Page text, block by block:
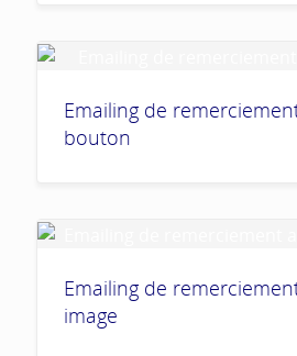
Emailing de
bouton
Emailing de
image